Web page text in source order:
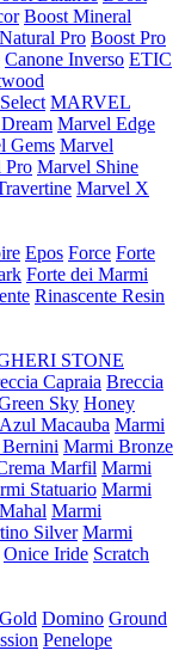
Boost Mineral
Pro Boost Pro
Canone Inverso ETIC
MARVEL
Marvel Edge
Gems Marvel
Pro Marvel Shine
Marvel X
Epos Force Forte
Forte dei Marmi
Rinascente Resin
STONE
Capraia Breccia
Sky Honey
Macauba Marmi
Marmi Bronze
Marfil Marmi
Statuario Marmi
Marmi
Silver Marmi
Onice Iride Scratch
Domino Ground
Penelope